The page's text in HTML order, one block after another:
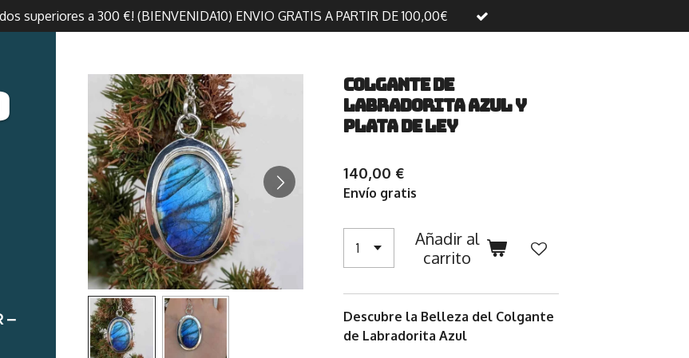
superiores a 300 €! (BIENVENIDA10) ENVIO GRATIS A PARTIR DE 100,00€
Colgante de
labradorita azul y
plata de ley
140,00 €
Envío gratis
Añadir al
carrito
Descubre la Belleza del Colgante
de Labradorita Azul
–